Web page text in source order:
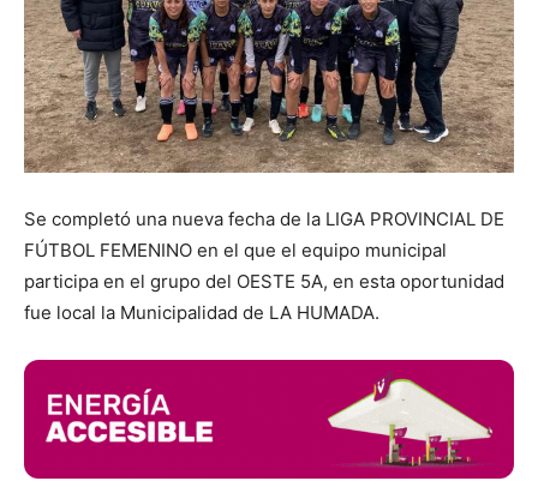
Se completó una nueva fecha de la LIGA PROVINCIAL DE
FÚTBOL FEMENINO en el que el equipo municipal
participa en el grupo del OESTE 5A, en esta oportunidad
fue local la Municipalidad de LA HUMADA.